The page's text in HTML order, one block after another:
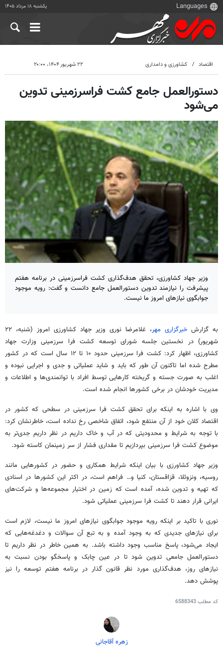
یکشنبه ۱۸ مرداد ۱۴۰۵
اقتصاد کشاورزی و دامداری ۲۲ شهریور ۱۴۰۴، ۲۰:۰۰
دستورالعمل جامع کشت فراسرزمینی تدوین
می‌شود
وزیر جهاد کشاورزی، تحقق هدف‌گذاری کشت فراسرزمینی در برنامه هفتم
پیشرفت را نیازمند تدوین دستورالعمل جامع دانست و گفت: رویه موجود
جوابگوی نیازهای امروز ما نیست.
به گزارش خبرگزاری مهر
، غلامرضا نوری وزیر جهاد کشاورزی امروز (شنبه، ۲۲
شهریور) در نخستین جلسه شورای توسعه کشت فرا سرزمینی وزارت جهاد
کشاورزی، اظهار کرد: کشت فرا سرزمینی حدود ۱۰ تا ۱۲ سال است که در کشور
مطرح شده اما تاکنون آن طور که باید و شاید عملیاتی و جدی و اجرایی نبوده و
اغلب به صورت جسته و گریخته کارهایی توسط افراد با توانمندی‌ها و اطلاعات و
مدیریت خودشان در برخی کشورها انجام شده است.
وی با اشاره به اینکه برای تحقق کشت فرا سرزمینی در سطحی که کشور در
اقتصاد کلان خود از آن منتفع شود، اتفاق شاخصی رخ نداده است، خاطرنشان کرد:
با توجه به شرایط و محدودیتی که در آب و خاک داریم در نظر داریم جدی‌تر به
موضوع کشت فرا سرزمینی بپردازیم تا مقداری فشار از سر زمینمان کاسته شود.
وزیر جهاد کشاورزی با بیان اینکه شرایط همکاری و حضور در کشورهایی مانند
روسیه، ونزوئلا، قزاقستان، کنیا و… فراهم است، در اکثر این کشورها در اسنادی
که تهیه و تدوین شده، آمده است که زمین در اختیار مجموعه‌ها و شرکت‌های
ایرانی قرار دهند تا کشت فرا سرزمینی عملیاتی شود.
نوری با تاکید بر اینکه رویه موجود جوابگوی نیازهای امروز ما نیست، لازم است
برای نیازهای جدیدی که به وجود آمده و به تبع آن سوالات و دغدغه‌هایی که
ایجاد می‌شود، پاسخ مناسب وجود داشته باشد. به همین خاطر در نظر داریم تا
دستورالعمل جامعی تدوین شود تا در عین چابک و پاسخگو بودن نسبت به
نیازهای روز، هدف‌گذاری مورد نظر قانون گذار در برنامه هفتم توسعه را نیز
پوشش دهد.
کد مطلب6588343
زهره آقاجانی